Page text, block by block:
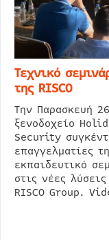
Τεχνικό
της RISCO
Την Παρασκευή
ξενοδοχείο
Security
επαγγελματίες
εκπαιδευτικό
στις νέες
RISCO Group.